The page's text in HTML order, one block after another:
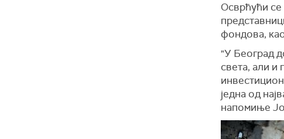
Осврћући се
фондова,
"У Београд
света, али и
једна од
напомиње